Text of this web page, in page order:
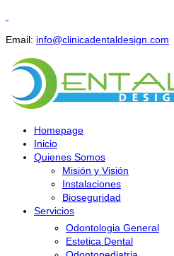
Email: info@clinicadentaldesign.com
Homepage
Inicio
Quienes Somos
Misión y Visión
Instalaciones
Bioseguridad
Servicios
Odontologia General
Estetica Dental